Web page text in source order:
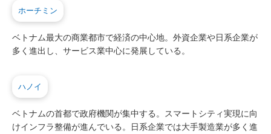
ホーチミン
ベトナム最大の商業都市で経済の中心地。外資企業や日系企業が
多く進出し、サービス業中心に発展している。
ハノイ
ベトナムの首都で政府機関が集中する。スマートシティ実現に向
けインフラ整備が進んでいる。日系企業では大手製造業が多く進